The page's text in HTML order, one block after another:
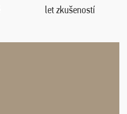
let zkušeností